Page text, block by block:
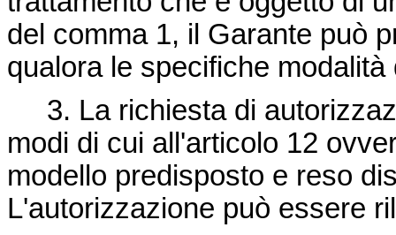
del comma 1, il Garante può
qualora le specifiche
3. La richiesta di
modi di cui all'articolo 12
modello predisposto e reso
L'autorizzazione può essere